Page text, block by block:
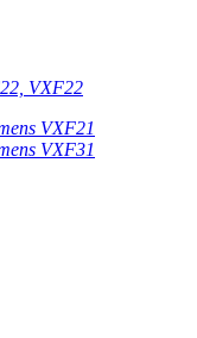
VXF22
VXF21
VXF31